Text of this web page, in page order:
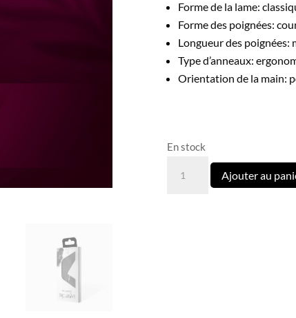
Forme de la lame:
Forme des poignées:
Longueur des poignées:
Type d’anneaux:
Orientation de la main:
En stock
Ajouter au